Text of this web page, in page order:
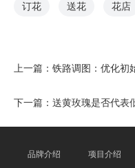
订花 送花 花店
上一篇： 铁路调图：优化初
下一篇： 送黄玫瑰是否代表
品牌介绍 项目介绍